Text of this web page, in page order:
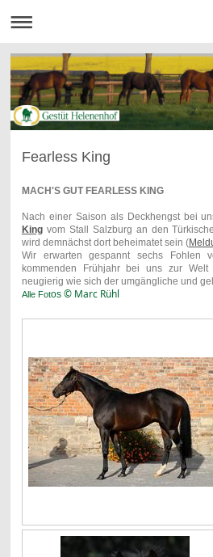
Fearless King
MACH'S GUT FEARLESS KING
Nach einer Saison als Deckhengst bei
Kingvom Stall Salzburg an den
wird demnächst dort beheimatet sein (
Wir erwarten gespannt sechs Fohlen
kommenden Frühjahr bei uns zur
neugierig wie sich der umgängliche und
Alle Fotos © Marc Rühl